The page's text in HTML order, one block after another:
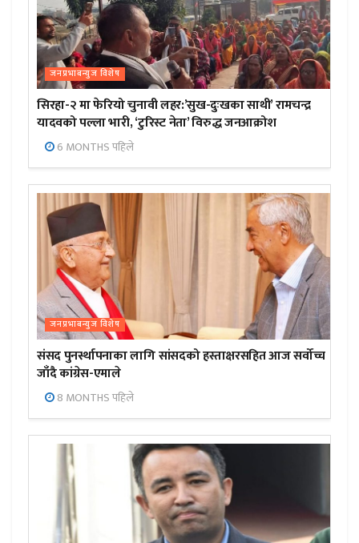
जनप्रभाबन्युज विशेष
सिरहा-२ मा फेरियो चुनावी लहर:’सुख-दुःखका साथी’ रामचन्द्र
यादवको पल्ला भारी, ‘टुरिस्ट नेता’ विरुद्ध जनआक्रोश
6 MONTHS पहिले
जनप्रभाबन्युज विशेष
संसद पुनर्स्थापनाका लागि सांसदको हस्ताक्षरसहित आज सर्वोच्च
जाँदै कांग्रेस-एमाले
8 MONTHS पहिले